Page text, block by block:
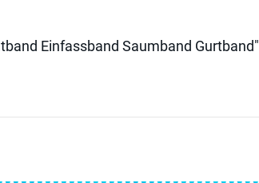
Einfassband Saumband Gurtband"